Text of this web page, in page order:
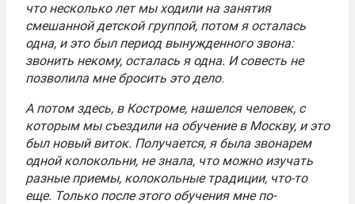
что несколько лет мы ходили на занятия
смешанной детской группой, потом я осталась
одна, и это был период вынужденного звона:
звонить некому, осталась я одна. И совесть не
позволила мне бросить это дело.
А потом здесь, в Костроме, нашелся человек, с
которым мы съездили на обучение в Москву, и это
был новый виток. Получается, я была звонарем
одной колокольни, не знала, что можно изучать
разные приемы, колокольные традиции, что-то
еще. Только после этого обучения мне по-